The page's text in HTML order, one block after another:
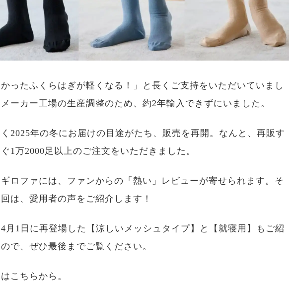
かったふくらはぎが軽くなる！」と長くご支持をいただいていまし
ーカー工場の生産調整のため、約2年輸入できずにいました。
2025年の冬にお届けの目途がたち、販売を再開。なんと、再販す
1万2000足以上のご注文をいただきました。
ロファには、ファンからの「熱い」レビューが寄せられます。そ
は、愛用者の声をご紹介します！
4月1日に再登場した【涼しいメッシュタイプ】と【就寝用】もご紹
で、ぜひ最後までご覧ください。
こちらから。